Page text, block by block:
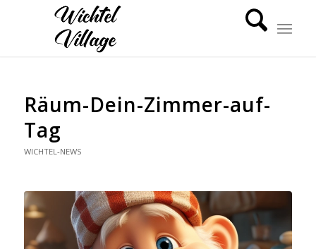
Räum-Dein-Zimmer-auf-
Tag
WICHTEL-NEWS